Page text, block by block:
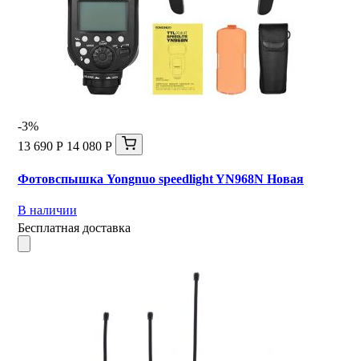
-3%
13 690 Р 14 080 Р
Фотовспышка Yongnuo speedlight YN968N Новая
В наличии
Бесплатная доставка